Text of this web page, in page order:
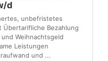
d
unbefristetes
Übertarifliche Bezahlung
Weihnachtsgeld
Leistungen
und ...